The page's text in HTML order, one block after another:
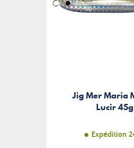
Jig Mer Maria
Lucir 45g
Expédition